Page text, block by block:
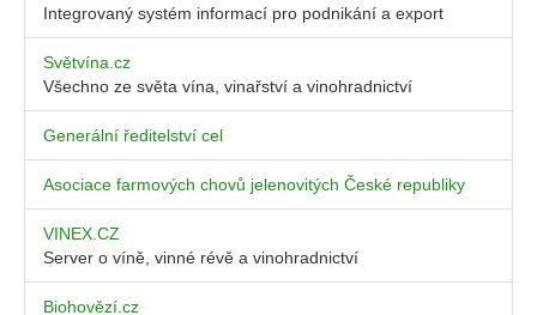
Integrovaný systém informací pro podnikání a export
Světvína.cz
Všechno ze světa vína, vinařství a vinohradnictví
Generální ředitelství cel
Asociace farmových chovů jelenovitých České republiky
VINEX.CZ
Server o víně, vinné révě a vinohradnictví
Biohovězí.cz